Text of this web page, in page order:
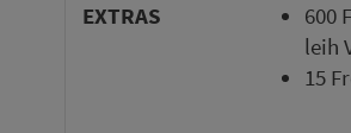
EXTRAS
600
leih
15